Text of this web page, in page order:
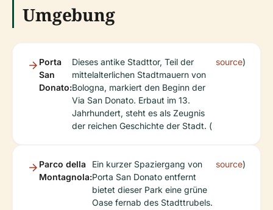
Umgebung
Porta
San
Donato:
Dieses antike Stadttor, Teil der
mittelalterlichen Stadtmauern von
Bologna, markiert den Beginn der
Via San Donato. Erbaut im 13.
Jahrhundert, steht es als Zeugnis
der reichen Geschichte der Stadt. (
source)
Parco della
Montagnola:
Ein kurzer Spaziergang von
Porta San Donato entfernt
bietet dieser Park eine grüne
Oase fernab des Stadttrubels.
source)